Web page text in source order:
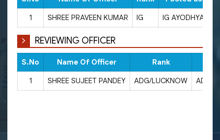
1 SHREE PRAVEEN KUMAR IG IG AYODHYA
REVIEWING OFFICER
S.No Name Of Officer Rank
1 SHREE SUJEET PANDEY ADG/LUCKNOW ADG/